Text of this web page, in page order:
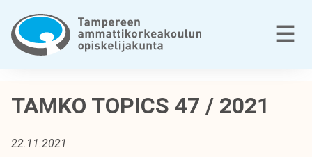
sisältöön
a
m
e
☰
TAMKO TOPICS 47 / 2021
22.11.2021